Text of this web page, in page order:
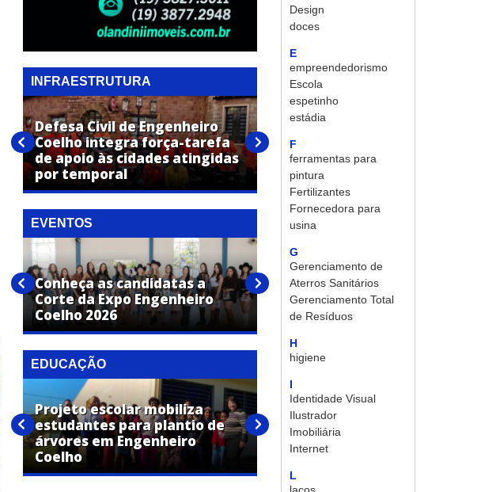
Design
doces
E
empreendedorismo
Escola
espetinho
estádia
F
ferramentas para
pintura
Fertilizantes
Fornecedora para
usina
G
Gerenciamento de
Aterros Sanitários
Gerenciamento Total
de Resíduos
H
higiene
I
Identidade Visual
Ilustrador
Imobiliária
Internet
L
INFRAESTRUTURA
Defesa Civil de Engenheiro
Coelho integra força-tarefa
de apoio às cidades atingidas
por temporal
Campo de Malha de
Engenheiro Coelho será
revitalizado
EVENTOS
Conheça as candidatas a
Corte da Expo Engenheiro
Coelho 2026
Doze candidatas são
definidas e disputarão a
Corte da Expo Engenheiro
Coelho 2026
EDUCAÇÃO
Projeto escolar mobiliza
estudantes para plantio de
árvores em Engenheiro
Coelho
Rede Municipal de Engenheiro
Coelho retoma aulas do
segundo semestre